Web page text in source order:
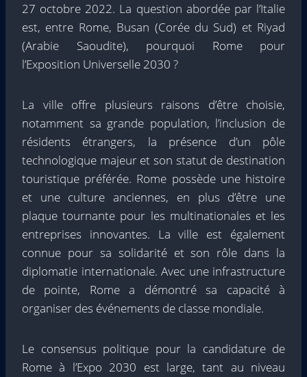
27 octobre 2022. La question abordée par l’Italie
est, entre Rome, Busan (Corée du Sud) et Riyad
(Arabie Saoudite), pourquoi Rome pour
l’Exposition Universelle 2030 ?
La ville offre plusieurs raisons d’être choisie,
notamment sa grande population, l’inclusion de
résidents étrangers, la présence d’un pôle
technologique majeur et son statut de destination
touristique préférée. Rome possède une histoire
et une culture anciennes, en plus d’être une
plaque tournante pour les multinationales et les
entreprises innovantes. La ville est également
connue pour sa solidarité et son rôle dans la
diplomatie internationale. Avec une infrastructure
de pointe, Rome a démontré sa capacité à
organiser des événements de classe mondiale.
Le consensus politique pour la candidature de
Rome à l’Expo 2030 est large, tant au niveau